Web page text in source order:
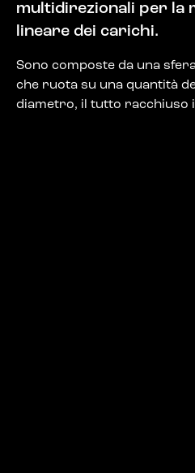
multidirezionali per la
lineare dei carichi.
Sono composte da una
che ruota su una quantità
diametro, il tutto racchiuso